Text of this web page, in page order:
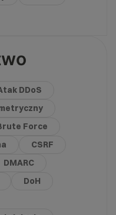
DDoS
Force
CSRF
DMARC
DoH